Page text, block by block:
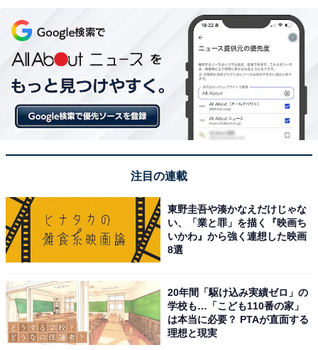
メーカー
タカラトミーアーツ
発売日
2026年6月
価格
ラインアップ
全4種
「スイミングスティッチ」
「ヘルピングスティッチ」
「クッキングスティッチ」
「ウォッシャースティッチ」
注目の連載
東野圭吾や湊かなえだけじゃな
い、「業と罪」を描く『映画ち
いかわ』から強く連想した映画
8選
20年間「駆け込み実績ゼロ」の
学校も…「こども110番の家」
は本当に必要？ PTAが直面する
理想と現実